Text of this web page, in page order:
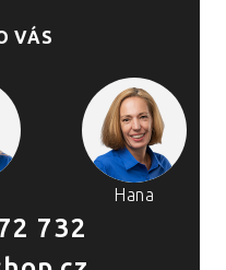
VÁS
Hana
732